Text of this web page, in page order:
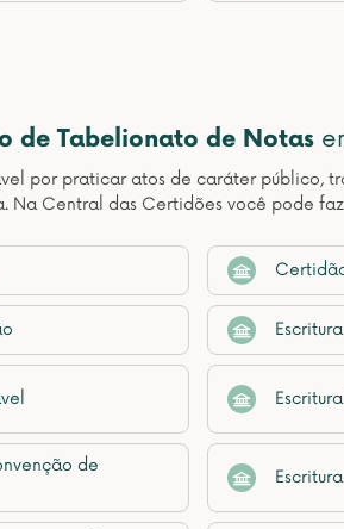
de Tabelionato de Notas
por praticar atos de caráter público,
Na Central das Certidões você pode
de